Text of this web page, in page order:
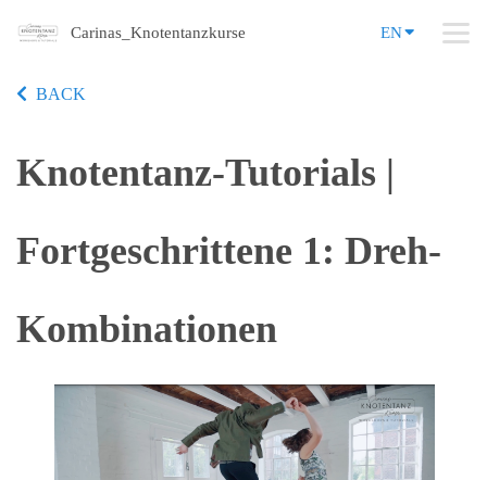
Carinas_Knotentanzkurse EN
BACK
Knotentanz-Tutorials |
Fortgeschrittene 1: Dreh-
Kombinationen